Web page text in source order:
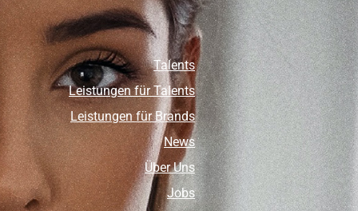
Talents
Leistungen für Talents
Leistungen für Brands
News
Über Uns
Jobs